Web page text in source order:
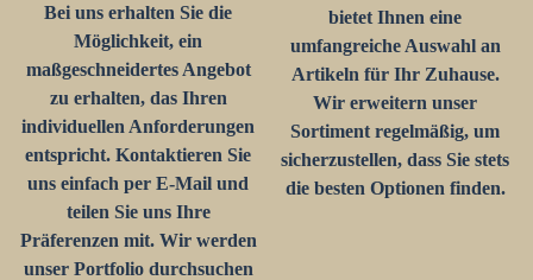
Bei uns erhalten Sie die
Möglichkeit, ein
maßgeschneidertes Angebot
zu erhalten, das Ihren
individuellen Anforderungen
entspricht. Kontaktieren Sie
uns einfach per E-Mail und
teilen Sie uns Ihre
Präferenzen mit. Wir werden
unser Portfolio durchsuchen
bietet Ihnen eine
umfangreiche Auswahl an
Artikeln für Ihr Zuhause.
Wir erweitern unser
Sortiment regelmäßig, um
sicherzustellen, dass Sie stets
die besten Optionen finden.